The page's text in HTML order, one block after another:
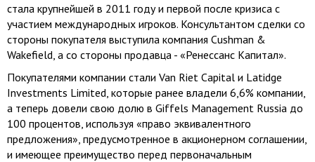
стала крупнейшей в 2011 году и первой после кризиса с
участием международных игроков. Консультантом сделки со
стороны покупателя выступила компания Cushman &
Wakefield, а со стороны продавца - «Ренессанс Капитал».
Покупателями компании стали Van Riet Capital и Latidge
Investments Limited, которые ранее владели 6,6% компании,
а теперь довели свою долю в Giffels Management Russia до
100 процентов, используя «право эквивалентного
предложения», предусмотренное в акционерном соглашении,
и имеющее преимущество перед первоначальным